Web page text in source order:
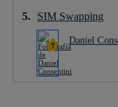
SIM Swapping
Daniel